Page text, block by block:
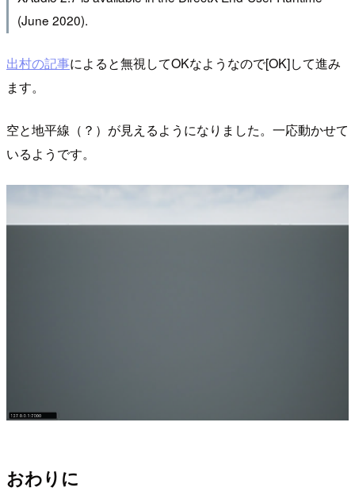
(June 2020).
出村の記事によると無視してOKなようなので[OK]して進み
ます。
空と地平線（？）が見えるようになりました。一応動かせて
いるようです。
おわりに